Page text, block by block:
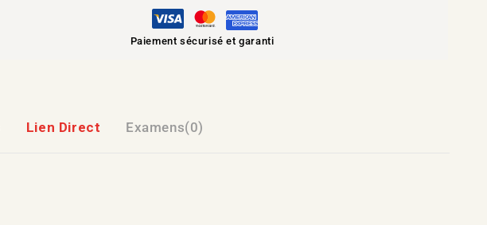
Paiement sécurisé et garanti
Lien Direct Examens(0)